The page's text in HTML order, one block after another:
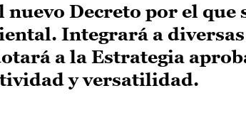
Decreto por el que
Integrará a diversas
a la Estrategia
y versatilidad.